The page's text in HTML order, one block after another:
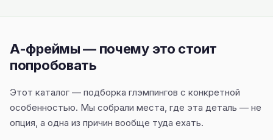
А-фреймы — почему это стоит
попробовать
Этот каталог — подборка глэмпингов с конкретной
особенностью. Мы собрали места, где эта деталь — не
опция, а одна из причин вообще туда ехать.